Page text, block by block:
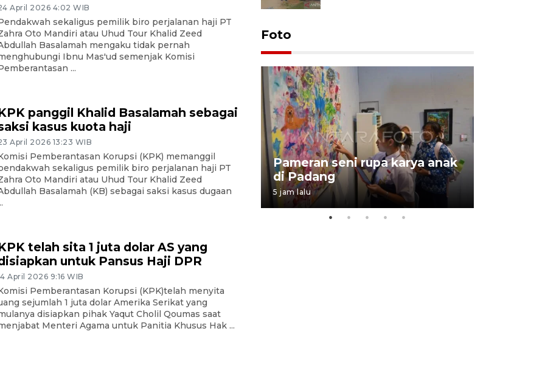
April 2026 4:02 WIB
sekaligus pemilik biro perjalanan haji PT
Oto Mandiri atau Uhud Tour Khalid Zeed
Basalamah mengaku tidak pernah
Ibnu Mas'ud semenjak Komisi
...
panggil Khalid Basalamah sebagai
kasus kuota haji
April 2026 13:23 WIB
Pemberantasan Korupsi (KPK) memanggil
sekaligus pemilik biro perjalanan haji PT
Oto Mandiri atau Uhud Tour Khalid Zeed
Basalamah (KB) sebagai saksi kasus dugaan
telah sita 1 juta dolar AS yang
untuk Pansus Haji DPR
April 2026 9:16 WIB
Pemberantasan Korupsi (KPK)telah menyita
sejumlah 1 juta dolar Amerika Serikat yang
disiapkan pihak Yaqut Cholil Qoumas saat
Menteri Agama untuk Panitia Khusus Hak ...
Foto
Penyelesaian pembentukan
Kopdes Merah Putih di
Sumbar
05 August 2026 10:33 WIB
Pameran seni rupa karya anak
di Padang
5 jam lalu